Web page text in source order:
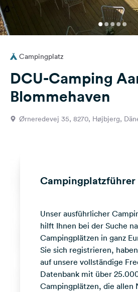
Registrieren
Einloggen
Fragen &
Feedback
Sprache:
Deutsch
Facebook
Instagram
Campingplatz
DCU-Camping
Blommehaven
Ørneredevej 35, 8270, Højbjerg,
Campingplatzführer
Unser ausführlicher
hilft Ihnen bei der Suche
Campingplätzen in ganz
Sie sich registrieren,
auf unsere vollständige
Datenbank mit über
Campingplätzen, die allen